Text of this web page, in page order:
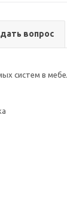
вопрос
систем в